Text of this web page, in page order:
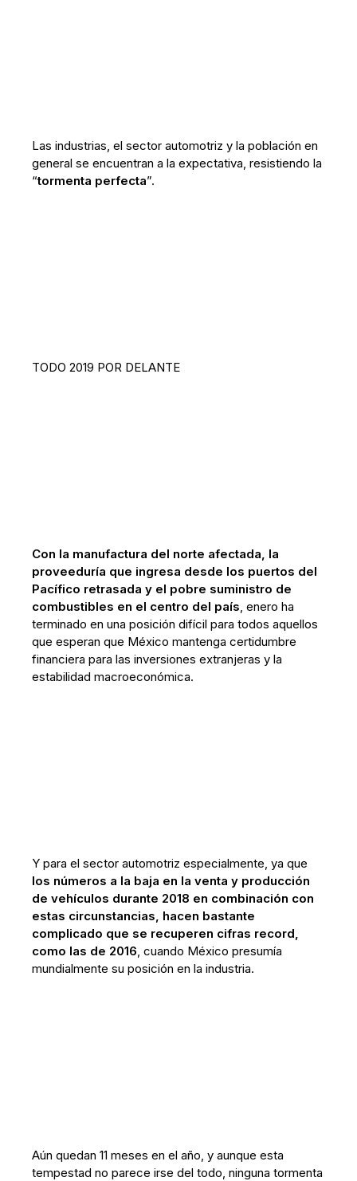
Las industrias, el sector automotriz y la población en
general se encuentran a la expectativa, resistiendo la
“tormenta perfecta”.
TODO 2019 POR DELANTE
Con la manufactura del norte afectada, la
proveeduría que ingresa desde los puertos del
Pacífico retrasada y el pobre suministro de
combustibles en el centro del país, enero ha
terminado en una posición difícil para todos aquellos
que esperan que México mantenga certidumbre
financiera para las inversiones extranjeras y la
estabilidad macroeconómica.
Y para el sector automotriz especialmente, ya que
los números a la baja en la venta y producción
de vehículos durante 2018 en combinación con
estas circunstancias, hacen bastante
complicado que se recuperen cifras record,
como las de 2016, cuando México presumía
mundialmente su posición en la industria.
Aún quedan 11 meses en el año, y aunque esta
tempestad no parece irse del todo, ninguna tormenta